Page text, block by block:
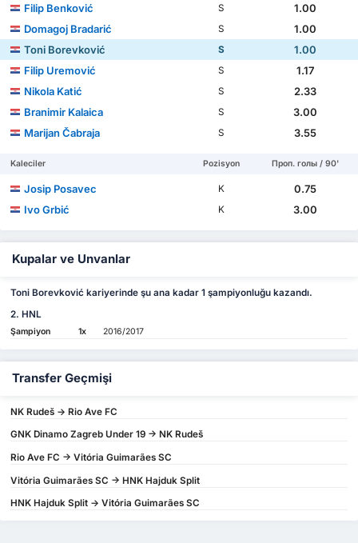
Filip Benković
S
1.00
Domagoj Bradarić
S
1.00
Toni Borevković
S
1.00
Filip Uremović
S
1.17
Nikola Katić
S
2.33
Branimir Kalaica
S
3.00
Marijan Čabraja
S 3.55
Kaleciler Pozisyon Проп. голы / 90'
Josip Posavec K
0.75
Ivo Grbić
K 3.00
Kupalar ve Unvanlar
Toni Borevković kariyerinde şu ana kadar 1 şampiyonluğu kazandı.
2. HNL
Şampiyon 1x 2016/2017
Transfer Geçmişi
NK Rudeš -> Rio Ave FC
GNK Dinamo Zagreb Under 19 -> NK Rudeš
Rio Ave FC -> Vitória Guimarães SC
Vitória Guimarães SC -> HNK Hajduk Split
HNK Hajduk Split -> Vitória Guimarães SC